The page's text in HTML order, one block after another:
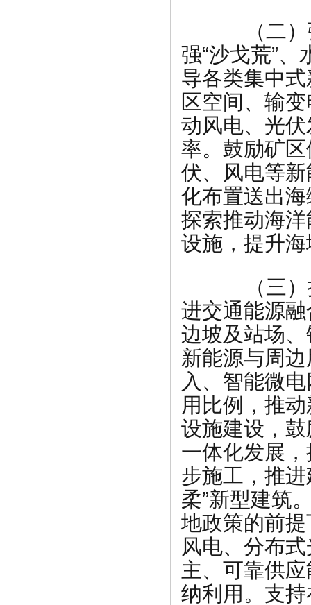
（二）强
强“沙戈荒”
导各类集中
区空间、输
动风电、光
率。鼓励矿
伏、风电等
化布置送出
探索推动海
设施，提升
（三）推
进交通能源
边坡及站场
新能源与周
入、智能微
用比例，推
设施建设，
一体化发展
步施工，推
柔”新型建筑
地政策的前
风电、分布
主、可靠供
纳利用。支